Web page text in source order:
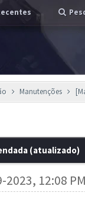
Manutenções
(atualizado)
2023, 12:08